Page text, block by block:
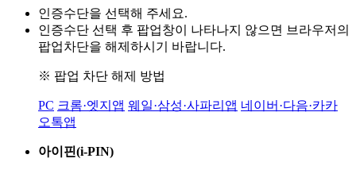
인증수단을 선택해 주세요.
인증수단 선택 후 팝업창이 나타나지 않으면 브라우저의
팝업차단을 해제하시기 바랍니다.
※ 팝업 차단 해제 방법
PC 크롬·엣지앱 웨일·삼성·사파리앱 네이버·다음·카카
오톡앱
아이핀(i-PIN)